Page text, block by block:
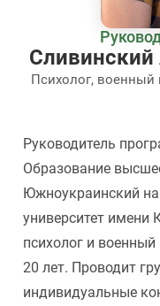
Психолог, военный
Руководитель
Образование
Южноукраинский
университет
психолог и
20 лет. Проводит
индивидуальные